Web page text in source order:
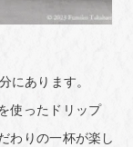
にあります。
使ったドリップ
わりの一杯が楽し